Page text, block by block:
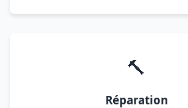
🔨
Réparation